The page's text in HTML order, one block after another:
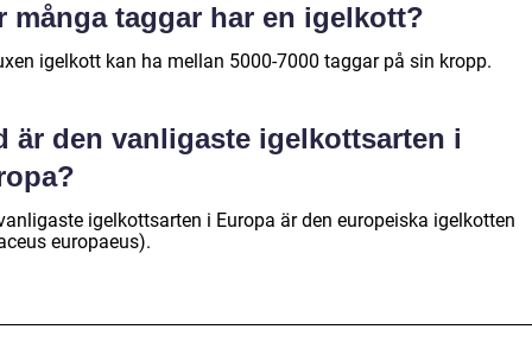
många taggar har en igelkott?
igelkott kan ha mellan 5000-7000 taggar på sin kropp.
är den vanligaste igelkottsarten i
igelkottsarten i Europa är den europeiska igelkotten
europaeus).